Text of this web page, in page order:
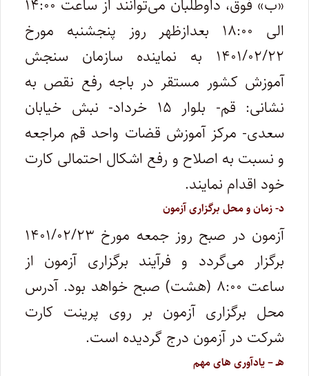
«ب» فوق، داوطلبان می‌توانند از ساعت ۱۴:۰۰
الی ۱۸:۰۰ بعدازظهر روز پنجشنبه مورخ
۱۴۰۱/۰۲/۲۲ به نماینده سازمان سنجش
آموزش کشور مستقر در باجه رفع نقص به
نشانی: قم- بلوار ۱۵ خرداد- نبش خیابان
سعدی- مرکز آموزش قضات واحد قم مراجعه
و نسبت به اصلاح و رفع اشکال احتمالی کارت
خود اقدام نمایند.
د- زمان و محل برگزاری آزمون
آزمون در صبح روز جمعه مورخ ۱۴۰۱/۰۲/۲۳
برگزار می‌گردد و فرآیند برگزاری آزمون از
ساعت‌ ۸:۰۰ (هشت) صبح خواهد بود. آدرس
محل برگزاری آزمون بر روی پرینت کارت
شرکت در آزمون درج گردیده است.
هـ – یادآوری های مهم‌